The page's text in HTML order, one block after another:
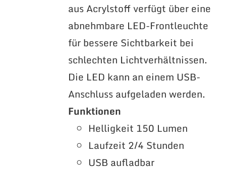
aus Acrylstoff verfügt über eine
abnehmbare LED-Frontleuchte
für bessere Sichtbarkeit bei
schlechten Lichtverhältnissen.
Die LED kann an einem USB-
Anschluss aufgeladen werden.
Funktionen
Helligkeit 150 Lumen
Laufzeit 2/4 Stunden
USB aufladbar